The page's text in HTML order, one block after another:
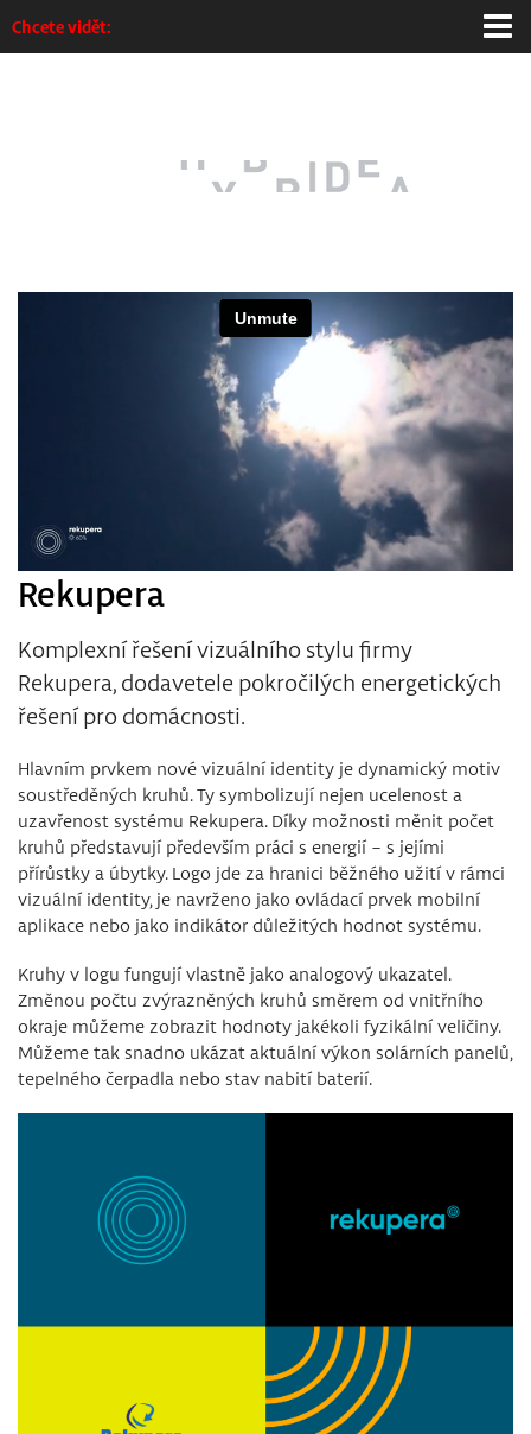
Chcete vidět:
Produktový design
Rekupera
Komplexní řešení vizuálního stylu firmy
Rekupera, dodavetele pokročilých energetických
řešení pro domácnosti.
Hlavním prvkem nové vizuální identity je dynamický motiv
soustředěných kruhů. Ty symbolizují nejen ucelenost a
uzavřenost systému Rekupera. Díky možnosti měnit počet
kruhů představují především práci s energií – s jejími
přírůstky a úbytky. Logo jde za hranici běžného užití v rámci
vizuální identity, je navrženo jako ovládací prvek mobilní
aplikace nebo jako indikátor důležitých hodnot systému.
Kruhy v logu fungují vlastně jako analogový ukazatel.
Změnou počtu zvýrazněných kruhů směrem od vnitřního
okraje můžeme zobrazit hodnoty jakékoli fyzikální veličiny.
Můžeme tak snadno ukázat aktuální výkon solárních panelů,
tepelného čerpadla nebo stav nabití baterií.